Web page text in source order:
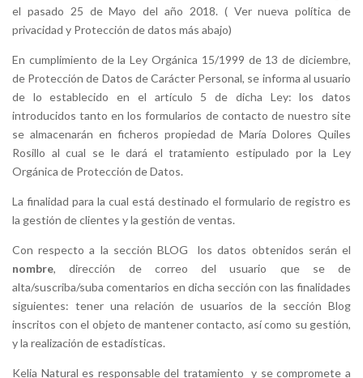
el pasado 25 de Mayo del año 2018. ( Ver nueva política de
privacidad y Protección de datos más abajo)
En cumplimiento de la Ley Orgánica 15/1999 de 13 de diciembre,
de Protección de Datos de Carácter Personal, se informa al usuario
de lo establecido en el artículo 5 de dicha Ley: los datos
introducidos tanto en los formularios de contacto de nuestro site
se almacenarán en ficheros propiedad de María Dolores Quiles
Rosillo al cual se le dará el tratamiento estipulado por la Ley
Orgánica de Protección de Datos.
La finalidad para la cual está destinado el formulario de registro es
la gestión de clientes y la gestión de ventas.
Con respecto a la sección BLOG los datos obtenidos serán el
nombre, dirección de correo del usuario que se de
alta/suscriba/suba comentarios en dicha sección con las finalidades
siguientes: tener una relación de usuarios de la sección Blog
inscritos con el objeto de mantener contacto, así como su gestión,
y la realización de estadísticas.
Kelia Natural es responsable del tratamiento y se compromete a